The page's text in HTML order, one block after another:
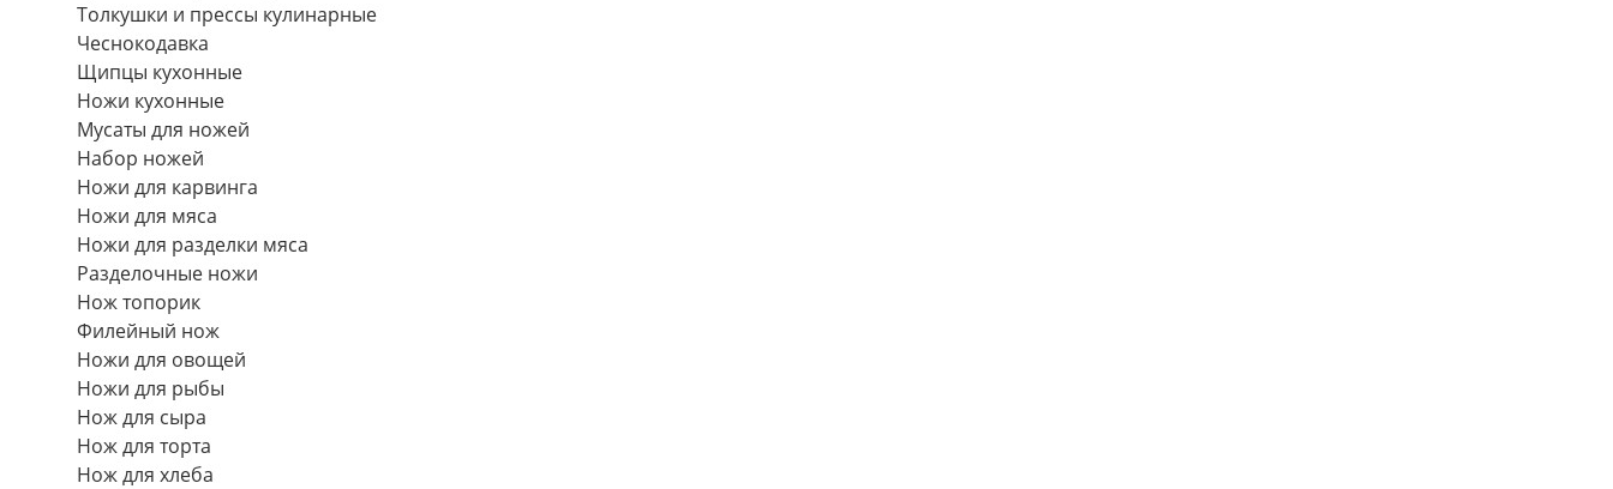
Толкушки и прессы кулинарные
Чеснокодавка
Щипцы кухонные
Ножи кухонные
Мусаты для ножей
Набор ножей
Ножи для карвинга
Ножи для мяса
Ножи для разделки мяса
Разделочные ножи
Нож топорик
Филейный нож
Ножи для овощей
Ножи для рыбы
Нож для сыра
Нож для торта
Нож для хлеба